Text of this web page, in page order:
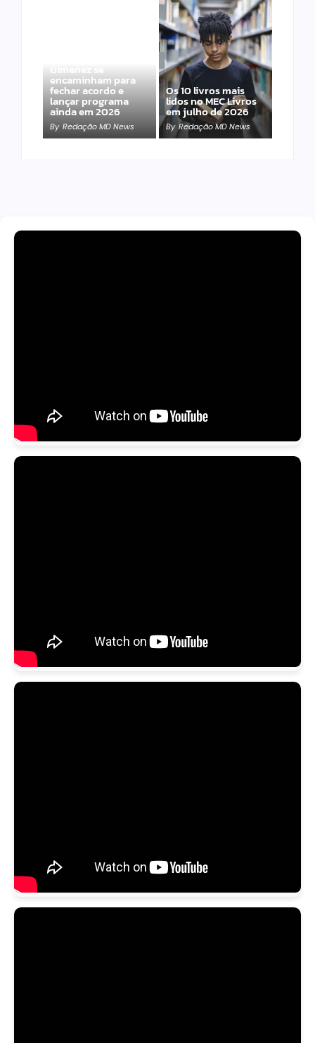
Gimenez se
encaminham para
fechar acordo e
lançar programa
ainda em 2026
By Redação MD News
Os 10 livros mais
lidos no MEC Livros
em julho de 2026
By Redação MD News